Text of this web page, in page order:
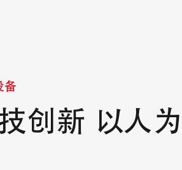
备
创新 以人